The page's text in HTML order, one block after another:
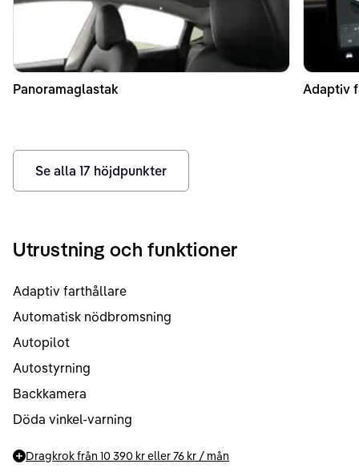
Panoramaglastak Adaptiv
Se alla 17 höjdpunkter
Utrustning och funktioner
Adaptiv farthållare
Automatisk nödbromsning
Autopilot
Autostyrning
Backkamera
Döda vinkel-varning
Dragkrok från 10 390 kreller76 kr / mån